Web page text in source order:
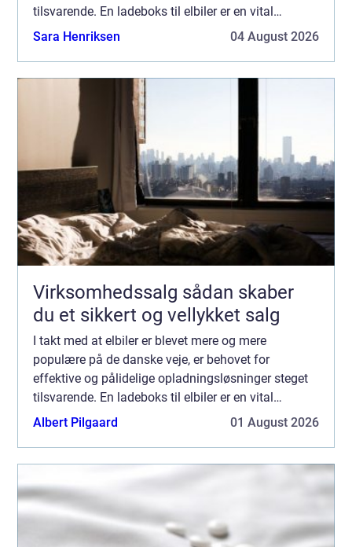
tilsvarende. En ladeboks til elbiler er en vital
investering for enhver elbilsejer, de...
Sara Henriksen 04 August 2026
Virksomhedssalg sådan skaber
du et sikkert og vellykket salg
I takt med at elbiler er blevet mere og mere
populære på de danske veje, er behovet for
effektive og pålidelige opladningsløsninger steget
tilsvarende. En ladeboks til elbiler er en vital
investering for enhver elbilsejer, de...
Albert Pilgaard 01 August 2026